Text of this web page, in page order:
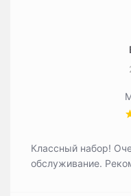
Классный набор!
обслуживание.